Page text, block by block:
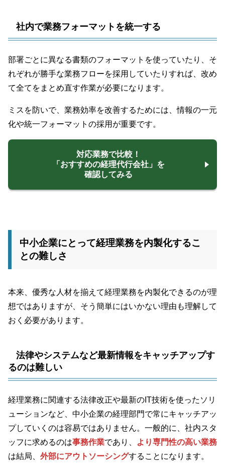
社内で業務フォーマットを統一する
部署ごとに異なる書類のフォーマットを使っていたり、そ
れぞれが勝手な業務フローを採用していたりすれば、改め
て全てをまとめ直す作業が必要になります。
ミスを防いで、業務効率を改善するためには、情報の一元
化や統一フォーマットの採用が重要です。
対応業務で比較！
「おすすめの経理代行会社」を
確認してみる
中小企業にとって経理業務を内製化するこ
との難しさ
本来、優秀な人材を揃えて経理業務を内製化できるのが理
想ではありますが、そう簡単にはいかない理由も理解して
おく必要があります。
法律やシステムなど最新情報をキャッチアップす
るのは難しい
経理業務に関連する法律改正や最新のIT技術を使ったソリ
ューションなど、中小企業の経理部門で常にキャッチアッ
プしていくのは容易ではありません。一般的に、社内スタ
ッフに求めるのは事務作業であり、
より専門性の高い業務
は結局、 外部にアウトソーシングすることになります。